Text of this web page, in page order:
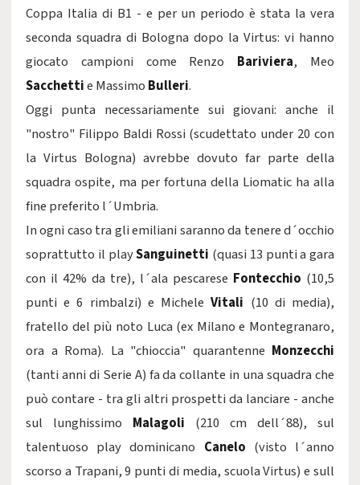
Coppa Italia di B1 - e per un periodo è stata la vera
seconda squadra di Bologna dopo la Virtus: vi hanno
giocato campioni come Renzo Bariviera, Meo
Sacchettie Massimo Bulleri.
Oggi punta necessariamente sui giovani: anche il
"nostro" Filippo Baldi Rossi (scudettato under 20 con
la Virtus Bologna) avrebbe dovuto far parte della
squadra ospite, ma per fortuna della Liomatic ha alla
fine preferito l´Umbria.
In ogni caso tra gli emiliani saranno da tenere d´occhio
soprattutto il playSanguinetti (quasi 13 punti a gara
con il 42% da tre), l´ala pescarese Fontecchio (10,5
punti e 6 rimbalzi) e MicheleVitali (10 di media),
fratello del più noto Luca (ex Milano e Montegranaro,
ora a Roma). La "chioccia" quarantenne Monzecchi
(tanti anni di Serie A) fa da collante in una squadra che
può contare - tra gli altri prospetti da lanciare - anche
sul lunghissimo Malagoli (210 cm dell´88), sul
talentuoso play dominicano Canelo (visto l´anno
scorso a Trapani, 9 punti di media, scuola Virtus) e sull